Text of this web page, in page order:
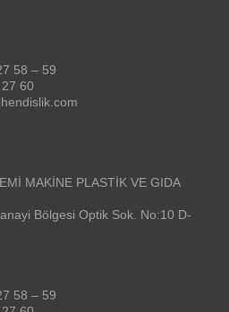
58 – 59
60
MAKİNE PLASTİK VE GIDA
Bölgesi Optik Sok. No:10 D-
58 – 59